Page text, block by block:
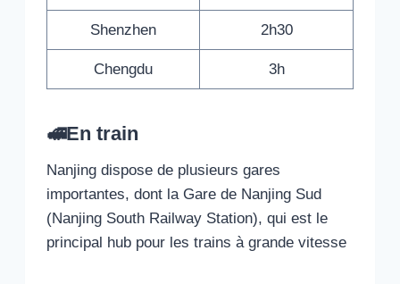
Shenzhen 2h30
Chengdu 3h
🚅En train
Nanjing dispose de plusieurs gares
importantes, dont la Gare de Nanjing Sud
(Nanjing South Railway Station), qui est le
principal hub pour les trains à grande vitesse